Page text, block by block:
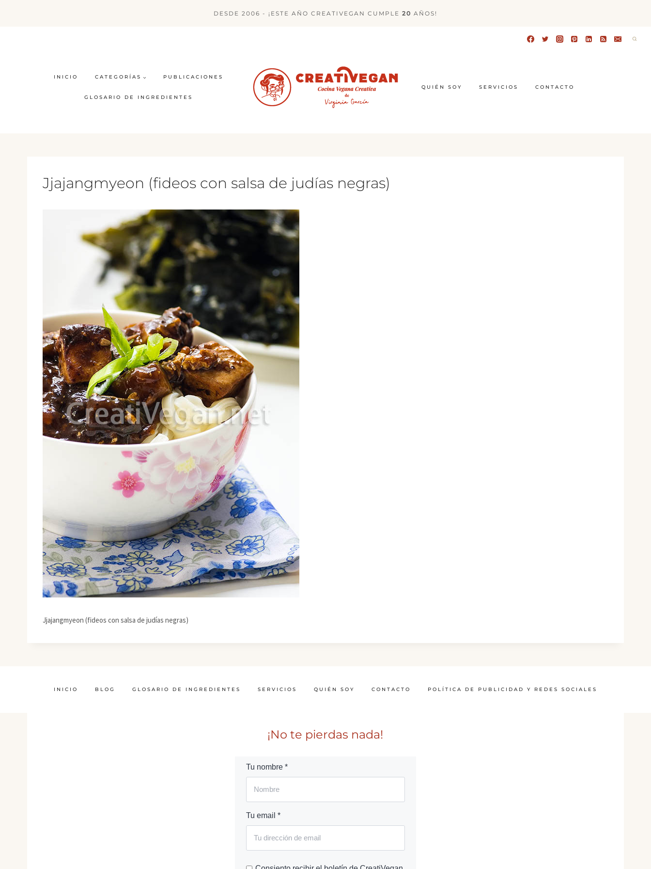
DESDE 2006 - ¡ESTE AÑO CREATIVEGAN CUMPLE 20 AÑOS!
INICIO CATEGORÍAS PUBLICACIONES
GLOSARIO DE INGREDIENTES
QUIÉN SOY SERVICIOS CONTACTO
Jjajangmyeon (fideos con salsa de judías negras)
Jjajangmyeon (fideos con salsa de judías negras)
INICIO BLOG GLOSARIO DE INGREDIENTES SERVICIOS QUIÉN SOY CONTACTO POLÍTICA DE PUBLICIDAD Y REDES SOCIALES
¡No te pierdas nada!
Tu nombre *
Tu email *